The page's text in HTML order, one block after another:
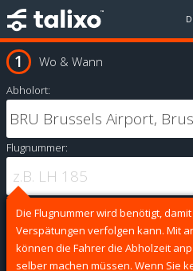
Wo & Wann
Abholort:
Flugnummer:
Die Flugnummer wird benötigt,
Verspätungen verfolgen kann. Mit
können die Fahrer die Abholzeit
selber machen müssen. Wenn Sie